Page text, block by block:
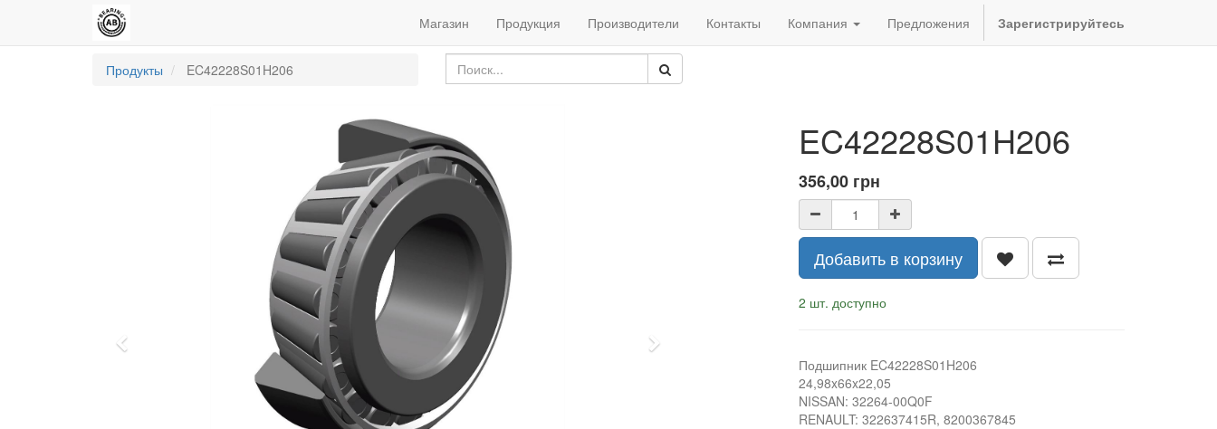
Магазин Продукция Производители Контакты Компания Предложения Зарегистрируйтесь
Продукты EC42228S01H206
Next
EC42228S01H206
356,00 грн
Добавить в корзину
2 шт. доступно
Подшипник EC42228S01H206
24,98x66x22,05
NISSAN: 32264-00Q0F
RENAULT: 322637415R, 8200367845